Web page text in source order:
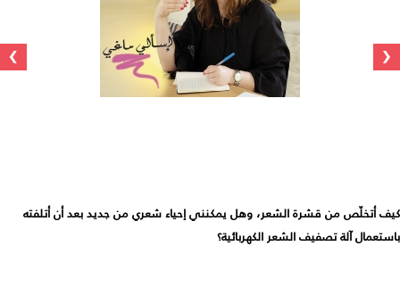
‹
›
كيف أتخلّص من قشرة الشعر، وهل يمكنني إحياء شعري من جديد بعد أن أتلفته
باستعمال آلة تصفيف الشعر الكهربائية؟